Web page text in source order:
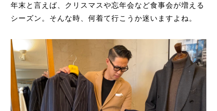
年末と言えば、クリスマスや忘年会など食事会が増える
シーズン。そんな時、何着て行こうか迷いますよね。